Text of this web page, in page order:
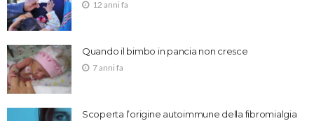
12 anni fa
Quando il bimbo in pancia non cresce
7 anni fa
Scoperta l’origine autoimmune della fibromialgia